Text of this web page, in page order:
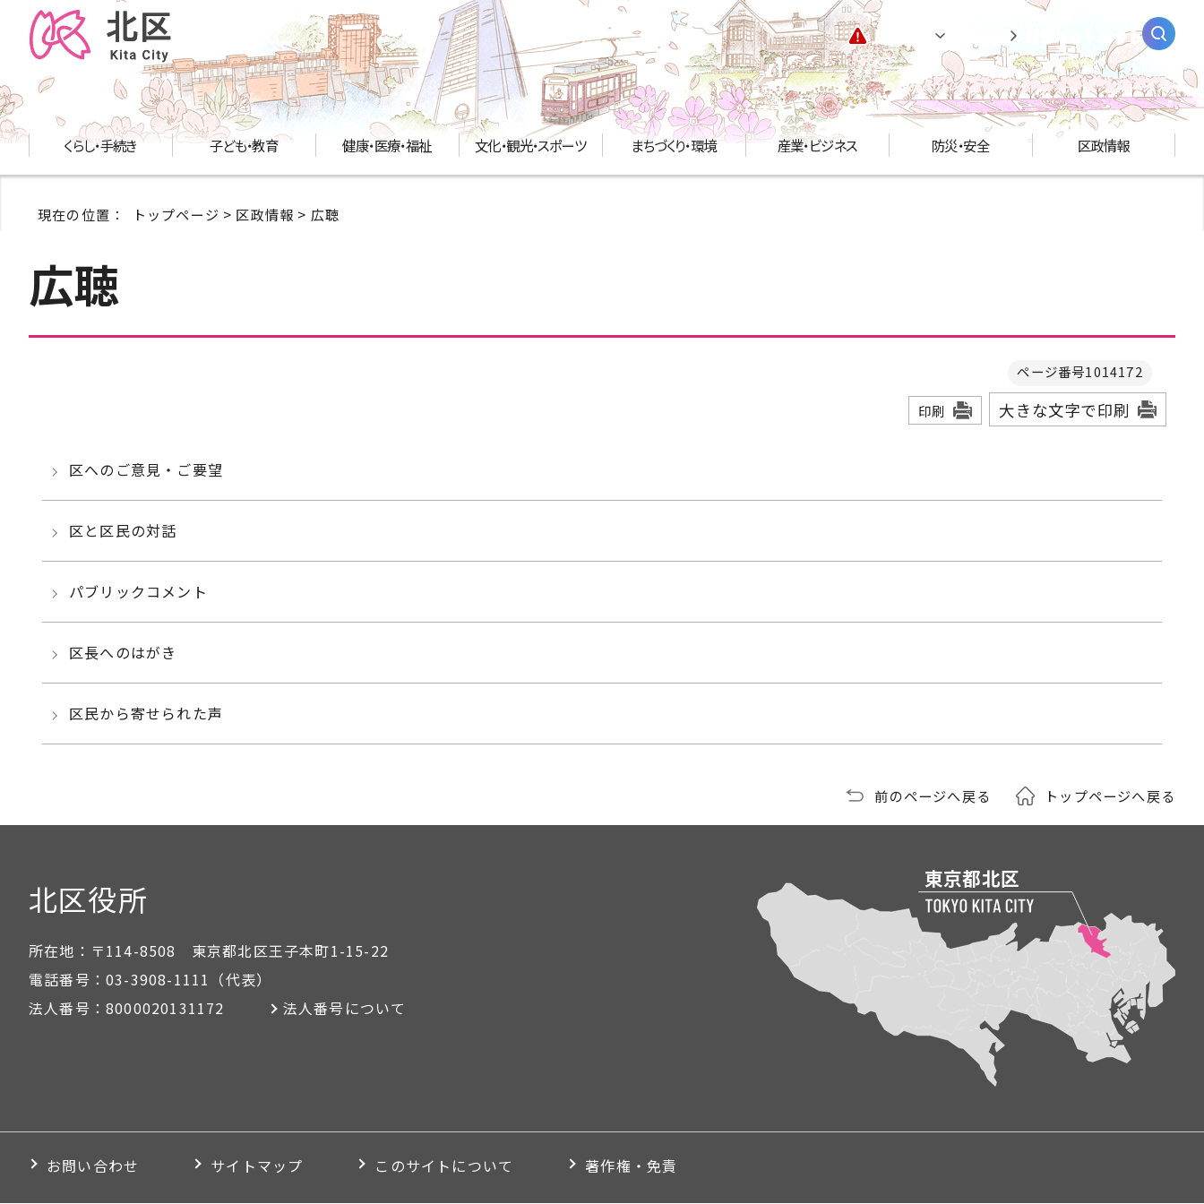
緊急情報 AIチャットボット
くらし・手続き 子ども・教育 健康・医療・福祉 文化・観光・スポーツ まちづくり・環境 産業・ビジネス 防災・安全 区政情報
現在の位置： トップページ > 区政情報 > 広聴
広聴
ページ番号1014172
印刷 大きな文字で印刷
区へのご意見・ご要望
区と区民の対話
パブリックコメント
区長へのはがき
区民から寄せられた声
前のページへ戻る トップページへ戻る
北区役所
所在地： 〒114-8508 東京都北区王子本町1-15-22
電話番号： 03-3908-1111 （代表）
法人番号： 8000020131172 法人番号について
お問い合わせ サイトマップ このサイトについて 著作権・免責